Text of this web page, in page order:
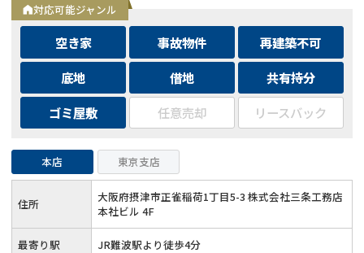
対応可能ジャンル
空き家 事故物件
再建築不可
底地
借地
共有持分
ゴミ屋敷
任意売却 リースバック
本店 東京支店
住所
大阪府摂津市正雀稲荷1丁目5-3 株式会社三条工務店
本社ビル 4F
最寄り駅 JR難波駅より徒歩4分